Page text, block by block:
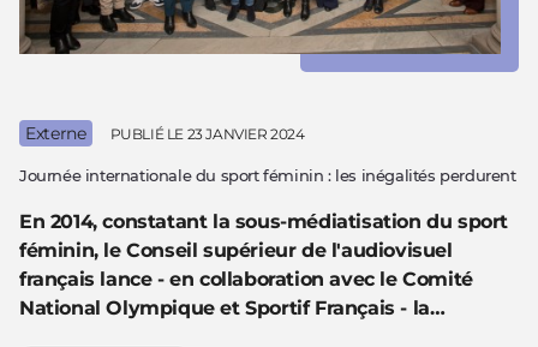
Journée internationale du sport féminin : les inégalités perdurent
En 2014, constatant la sous-médiatisation du sport
féminin, le Conseil supérieur de l'audiovisuel
français lance - en collaboration avec le Comité
National Olympique et Sportif Français - la…
Externe PUBLIÉ LE 23 JANVIER 2024